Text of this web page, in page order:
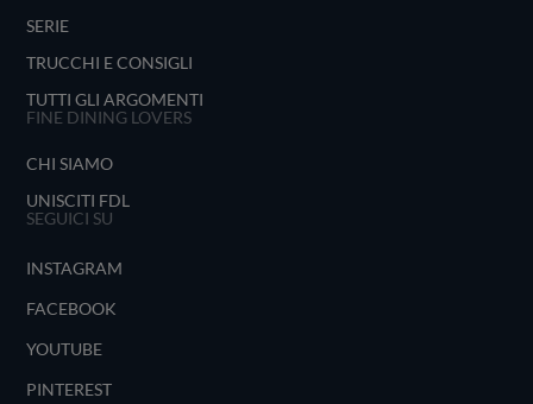
SERIE
TRUCCHI E CONSIGLI
TUTTI GLI ARGOMENTI
FINE DINING LOVERS
CHI SIAMO
UNISCITI FDL
SEGUICI SU
INSTAGRAM
FACEBOOK
YOUTUBE
PINTEREST